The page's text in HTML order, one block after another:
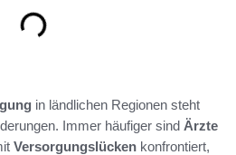
in ländlichen Regionen steht
Immer häufiger sind Ärzte
Versorgungslücken konfrontiert,